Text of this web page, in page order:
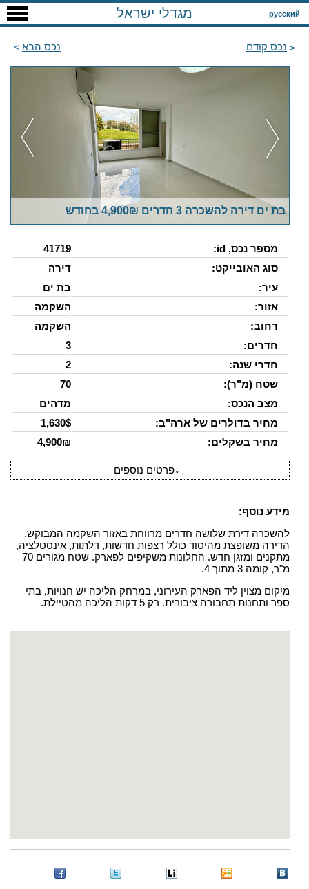
русский מגדלי ישראל
נכס קודם נכס הבא
בת ים דירה להשכרה 3 חדרים 4,900₪ בחודש
מספר נכס, id:
41719
סוג האובייקט:
דירה
עיר:
בת ים
אזור:
השקמה
רחוב:
השקמה
חדרים:
3
חדרי שנה:
2
שטח (מ"ר):
70
מצב הנכס:
מדהים
מחיר בדולרים של ארה"ב:
1,630$
מחיר בשקלים:
4,900₪
↓פרטים נוספים
מידע נוסף:
להשכרה דירת שלושה חדרים מרווחת באזור השקמה המבוקש.
הדירה משופצת מהיסוד כולל רצפות חדשות, דלתות, אינסטלציה,
מתקנים ומזגן חדש. החלונות משקיפים לפארק. שטח מגורים 70
מ"ר, קומה 3 מתוך 4.
מיקום מצוין ליד הפארק העירוני, במרחק הליכה יש חנויות, בתי
ספר ותחנות תחבורה ציבורית. רק 5 דקות הליכה מהטיילת.